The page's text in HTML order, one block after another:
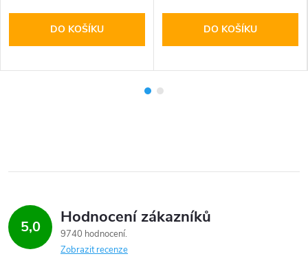
DO KOŠÍKU DO KOŠÍKU
5,0 Hodnocení zákazníků
9740 hodnocení
Zobrazit recenze